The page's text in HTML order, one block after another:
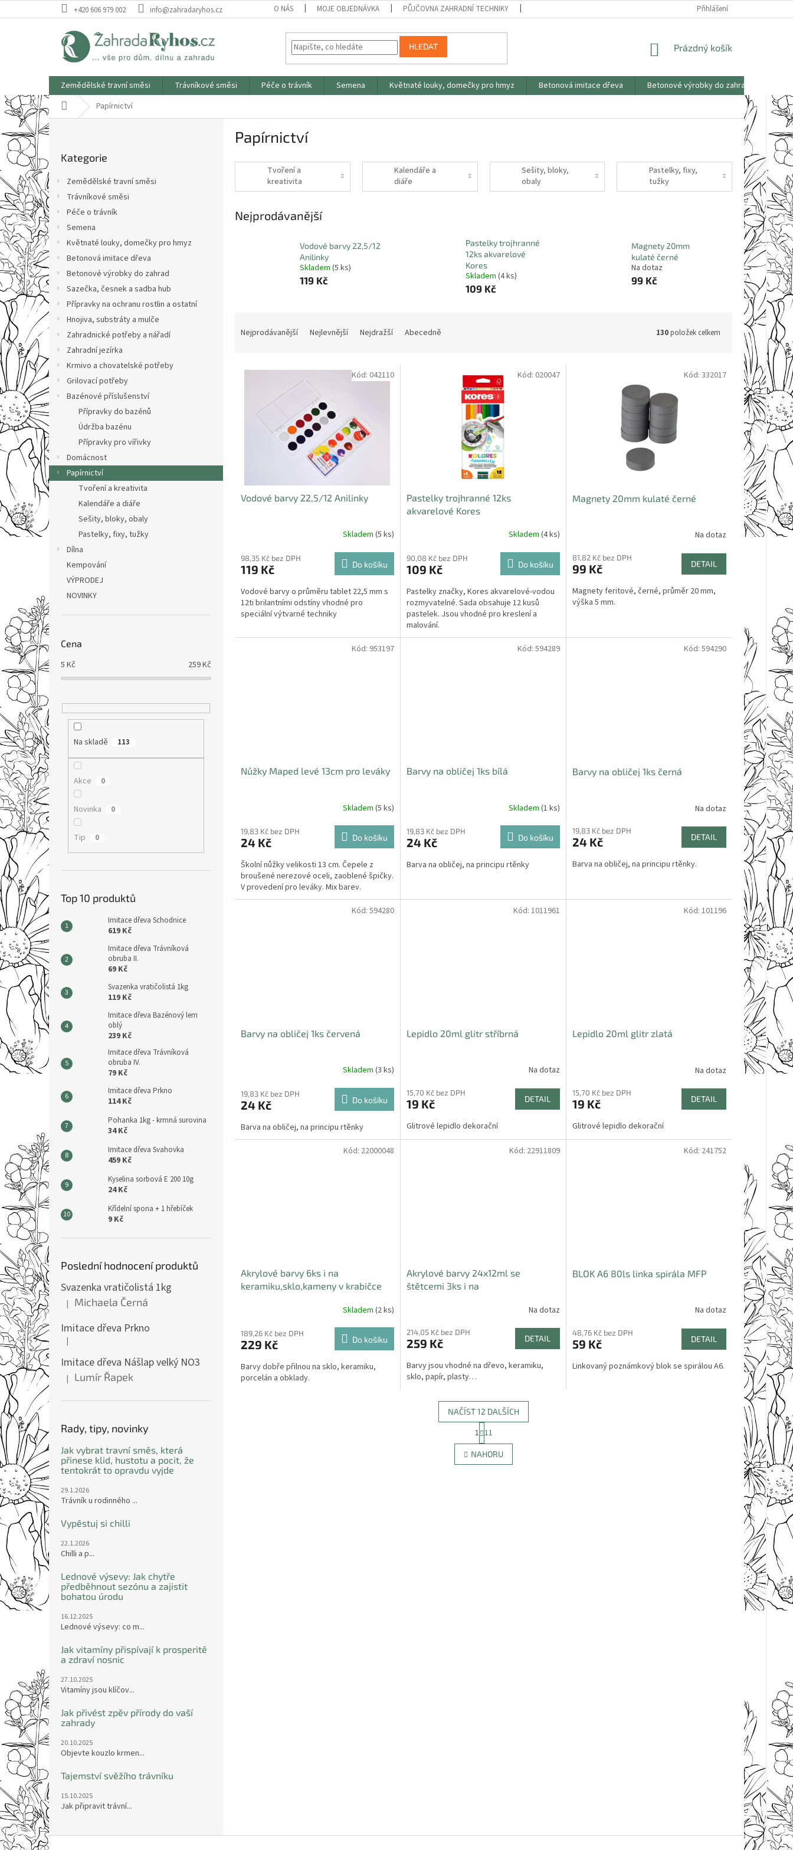
na
+420 606 979 002 info@zahradaryhos.cz O NÁS MOJE OBJEDNÁVKA PŮJČOVNA ZAHRADNÍ TECHNIKY PODMÍNKY OCHRANY
Přihlášení
HLEDAT
NÁKUPNÍ
Prázdný košík
Zemědělské travní směsi Trávníkové směsi Péče o trávník Semena Květnaté louky, domečky pro hmyz Betonová imitace dřeva Betonové výrobky do zahrad
Domů Papírnictví
P
o
r
a
n
n
í
p
a
n
e
l
kategorie
Kategorie
Zemědělské travní směsi
Trávníkové směsi
Péče o trávník
Semena
Květnaté louky, domečky pro hmyz
Betonová imitace dřeva
Betonové výrobky do zahrad
Sazečka, česnek a sadba hub
Přípravky na ochranu rostlin a ostatní
Hnojiva, substráty a mulče
Zahradnické potřeby a nářadí
Zahradní jezírka
Krmivo a chovatelské potřeby
Grilovací potřeby
Bazénové příslušenství
Přípravky do bazénů
Údržba bazénu
Přípravky pro vířivky
Domácnost
Papírnictví
Tvoření a kreativita
Kalendáře a diáře
Sešity, bloky, obaly
Pastelky, fixy, tužky
Dílna
Kempování
VÝPRODEJ
NOVINKY
Cena
5 Kč 259Kč
Na skladě 113
Akce 0
Novinka 0
Tip 0
Top 10 produktů
Imitace dřeva Schodnice
619 Kč
Imitace dřeva Trávníková
obruba II.
69 Kč
Svazenka vratičolistá 1kg
119 Kč
Imitace dřeva Bazénový lem
oblý
239 Kč
Imitace dřeva Trávníková
obruba IV.
79 Kč
Imitace dřeva Prkno
114 Kč
Pohanka 1kg - krmná surovina
34 Kč
Imitace dřeva Svahovka
459 Kč
Kyselina sorbová E 200 10g
24 Kč
Křídelní spona + 1 hřebíček
9 Kč
Poslední hodnocení produktů
Svazenka vratičolistá 1kg
Hodnocení produktu je 5 z 5 hvězdiček.
| Michaela Černá
Imitace dřeva Prkno
Hodnocení produktu je 5 z 5 hvězdiček.
|
Imitace dřeva Nášlap velký NO3
Hodnocení produktu je 5 z 5 hvězdiček.
| Lumír Řapek
Rady, tipy, novinky
Jak vybrat travní směs, která
přinese klid, hustotu a pocit, že
tentokrát to opravdu vyjde
29.1.2026
Trávník u rodinného ...
Vypěstuj si chilli
22.1.2026
Chilli a p...
Lednové výsevy: Jak chytře
předběhnout sezónu a zajistit
bohatou úrodu
16.12.2025
Lednové výsevy: co m...
Jak vitamíny přispívají k prosperitě
a zdraví nosnic
27.10.2025
Vitamíny jsou klíčov...
Jak přivést zpěv přírody do vaší
zahrady
20.10.2025
Objevte kouzlo krmen...
Tajemství svěžího trávníku
15.10.2025
Jak připravit trávní...
Papírnictví
Tvoření a
kreativita
Kalendáře a
diáře
Sešity, bloky,
obaly
Pastelky, fixy,
tužky
Nejprodávanější
Vodové barvy 22,5/12
Anilinky
Skladem (5 ks)
119 Kč
Pastelky trojhranné
12ks akvarelové
Kores
Skladem (4 ks)
109 Kč
Magnety 20mm
kulaté černé
Na dotaz
99 Kč
Nejprodávanější Nejlevnější Nejdražší Abecedně 130položek celkem
Vodové barvy 22,5/12 Anilinky
Skladem (5 ks)
98,35 Kč bez DPH
119 Kč Do košíku
Vodové barvy o průměru tablet 22,5 mm s
12ti brilantními odstíny vhodné pro
speciální výtvarné techniky
Kód: 042110
Pastelky trojhranné 12ks
akvarelové Kores
Skladem (4 ks)
90,08 Kč bez DPH
109 Kč Do košíku
Pastelky značky, Kores akvarelové-vodou
rozmyvatelné. Sada obsahuje 12 kusů
pastelek. Jsou vhodné pro kreslení a
malování.
Kód: 020047
Magnety 20mm kulaté černé
Na dotaz
81,82 Kč bez DPH
99 Kč DETAIL
Magnety feritové, černé, průměr 20 mm,
výška 5 mm.
Kód: 332017
Nůžky Maped levé 13cm pro leváky
Skladem (5 ks)
19,83 Kč bez DPH
24 Kč Do košíku
Školní nůžky velikosti 13 cm. Čepele z
broušené nerezové oceli, zaoblené špičky.
V provedení pro leváky. Mix barev.
Kód: 953197
Barvy na obličej 1ks bílá
Skladem (1 ks)
19,83 Kč bez DPH
24 Kč Do košíku
Barva na obličej, na principu rtěnky
Kód: 594289
Barvy na obličej 1ks černá
Na dotaz
19,83 Kč bez DPH
24 Kč DETAIL
Barva na obličej, na principu rtěnky.
Kód: 594290
Barvy na obličej 1ks červená
Skladem (3 ks)
19,83 Kč bez DPH
24 Kč Do košíku
Barva na obličej, na principu rtěnky
Kód: 594280
Lepidlo 20ml glitr stříbrná
Na dotaz
15,70 Kč bez DPH
19 Kč DETAIL
Glitrové lepidlo dekorační
Kód: 1011961
Lepidlo 20ml glitr zlatá
Na dotaz
15,70 Kč bez DPH
19 Kč DETAIL
Glitrové lepidlo dekorační
Kód: 101196
Akrylové barvy 6ks i na
keramiku,sklo,kameny v krabičce
Skladem (2 ks)
189,26 Kč bez DPH
229 Kč Do košíku
Barvy dobře přilnou na sklo, keramiku,
porcelán a obklady.
Kód: 22000048
Akrylové barvy 24x12ml se
štětcemi 3ks i na
Na dotaz
214,05 Kč bez DPH
259 Kč DETAIL
Barvy jsou vhodné na dřevo, keramiku,
sklo, papír, plasty…
Kód: 22911809
BLOK A6 80ls linka spirála MFP
Na dotaz
48,76 Kč bez DPH
59 Kč DETAIL
Linkovaný poznámkový blok se spirálou A6.
Kód: 241752
O
v
l
NAČÍST 12 DALŠÍCH
t
r
á
n
1 11
NAHORU
Z